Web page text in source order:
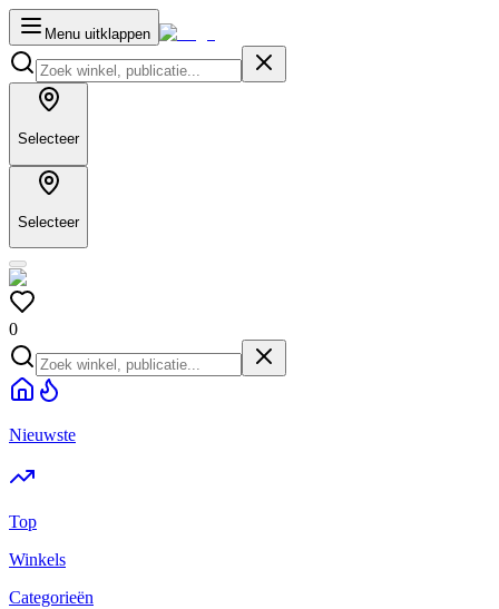
Menu uitklappen
Selecteer
Selecteer
0
Nieuwste
Top
Winkels
Categorieën